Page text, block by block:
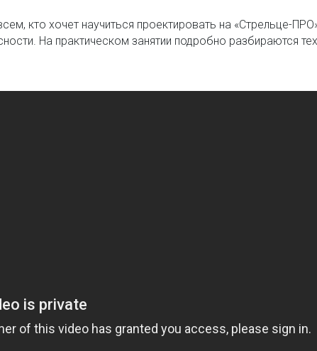
кто хочет научиться проектировать на «Стрельце-
На практическом занятии подробно разбираются